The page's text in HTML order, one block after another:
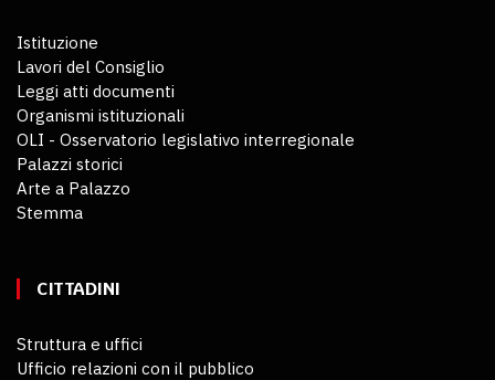
Istituzione
Lavori del Consiglio
Leggi atti documenti
Organismi istituzionali
OLI - Osservatorio legislativo interregionale
Palazzi storici
Arte a Palazzo
Stemma
CITTADINI
Struttura e uffici
Ufficio relazioni con il pubblico